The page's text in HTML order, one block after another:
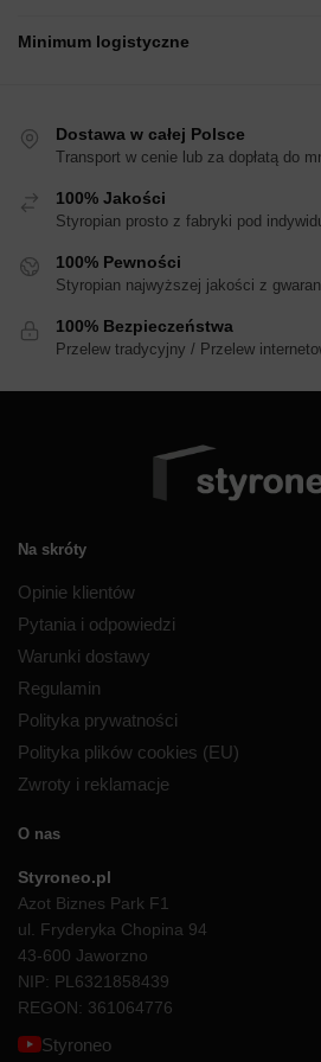
Minimum logistyczne
Dostawa w całej Polsce
Transport w cenie lub za dopłatą do
100% Jakości
Styropian prosto z fabryki pod
100% Pewności
Styropian najwyższej jakości z
100% Bezpieczeństwa
Przelew tradycyjny / Przelew
Na skróty
Opinie klientów
Pytania i odpowiedzi
Warunki dostawy
Regulamin
Polityka prywatności
Polityka plików cookies (EU)
Zwroty i reklamacje
O nas
Styroneo.pl
Azot Biznes Park F1
ul. Fryderyka Chopina 94
43-600 Jaworzno
NIP: PL6321858439
REGON: 361064776
Styroneo